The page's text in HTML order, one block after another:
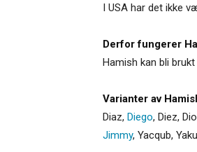
I USA har det ikke
Derfor fungerer
Hamish kan bli
Varianter av
Diaz, Diego, Diez,
Jimmy, Yacqub,